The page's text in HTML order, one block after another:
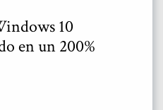
10
en un 200%